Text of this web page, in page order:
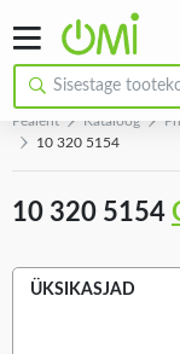
Pealeht Kataloog
10 320 5154
10 320 5154
ÜKSIKASJAD